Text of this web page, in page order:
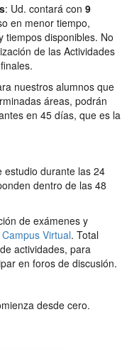
: Ud. contará con 9
en menor tiempo,
tiempos disponibles. No
de las Actividades
nuestros alumnos que
áreas, podrán
en 45 días, que es la
estudio durante las 24
dentro de las 48
de exámenes y
Campus Virtual. Total
actividades, para
en foros de discusión.
desde cero.